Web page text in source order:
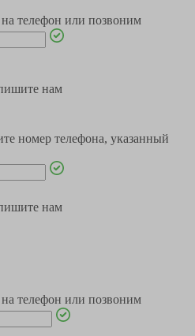
телефон или позвоним
нам
номер телефона, указанный
нам
телефон или позвоним